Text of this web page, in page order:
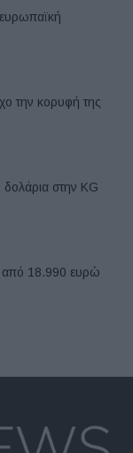
την κορυφή της
στην KG
18.990 ευρώ